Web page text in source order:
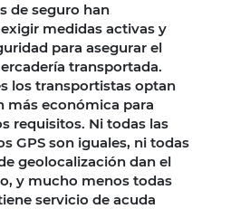
de seguro han
medidas activas y
para asegurar el
transportada.
los transportistas optan
más económica para
requisitos. Ni todas las
GPS son iguales, ni todas
geolocalización dan el
y mucho menos todas
servicio de acuda